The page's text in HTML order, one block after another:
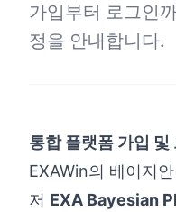
가입부터 로그인
정을 안내합니다.
통합 플랫폼 가입 및
EXAWin의 베이지
저 EXA Bayesian